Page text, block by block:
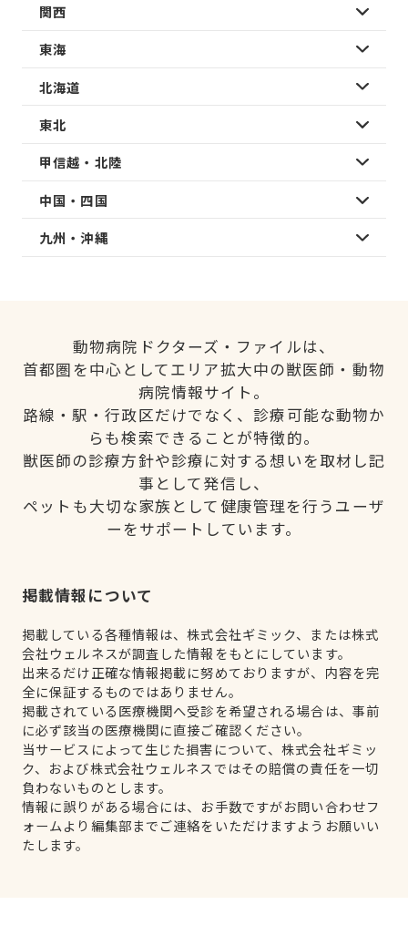
関西
東海
北海道
東北
甲信越・北陸
中国・四国
九州・沖縄
動物病院ドクターズ・ファイルは、
首都圏を中心としてエリア拡大中の獣医師・動物
病院情報サイト。
路線・駅・行政区だけでなく、診療可能な動物か
らも検索できることが特徴的。
獣医師の診療方針や診療に対する想いを取材し記
事として発信し、
ペットも大切な家族として健康管理を行うユーザ
ーをサポートしています。
掲載情報について
掲載している各種情報は、株式会社ギミック、または株式
会社ウェルネスが調査した情報をもとにしています。
出来るだけ正確な情報掲載に努めておりますが、内容を完
全に保証するものではありません。
掲載されている医療機関へ受診を希望される場合は、事前
に必ず該当の医療機関に直接ご確認ください。
当サービスによって生じた損害について、株式会社ギミッ
ク、および株式会社ウェルネスではその賠償の責任を一切
負わないものとします。
情報に誤りがある場合には、お手数ですがお問い合わせフ
ォームより編集部までご連絡をいただけますようお願いい
たします。